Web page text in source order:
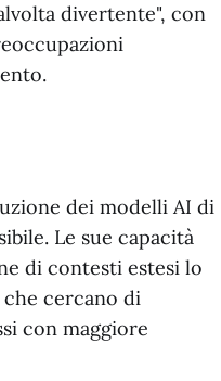
divertente", con
dei modelli AI di
Le sue capacità
di contesti estesi lo
cercano di
con maggiore